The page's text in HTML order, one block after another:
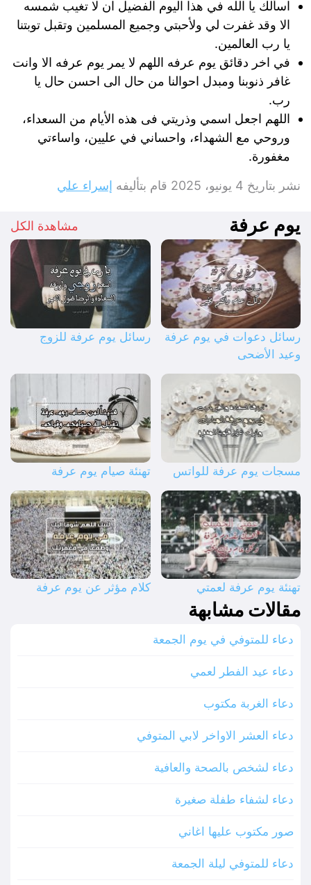
اسألك يا الله في هذا اليوم الفضيل ان لا تغيب شمسه
الا وقد غفرت لي ولأحبتي وجميع المسلمين وتقبل توبتنا
يا رب العالمين.
في اخر دقائق يوم عرفه اللهم لا يمر يوم عرفه الا وانت
غافر ذنوبنا ومبدل احوالنا من حال الى احسن حال يا
رب.
اللهم اجعل اسمي وذريتي فى هذه الأيام من السعداء،
وروحي مع الشهداء، واحساني في عليين، واساءتي
مغفورة.
نشر بتاريخ 4 يونيو، 2025 قام بتأليفه إسراء علي
يوم عرفة مشاهدة الكل
رسائل دعوات في يوم عرفة
وعيد الأضحى
رسائل يوم عرفة للزوج
مسجات يوم عرفة للواتس تهنئة صيام يوم عرفة
تهنئة يوم عرفة لعمتي كلام مؤثر عن يوم عرفة
مقالات مشابهة
دعاء للمتوفي في يوم الجمعة
دعاء عيد الفطر لعمي
دعاء الغربة مكتوب
دعاء العشر الاواخر لابي المتوفي
دعاء لشخص بالصحة والعافية
دعاء لشفاء طفلة صغيرة
صور مكتوب عليها اغاني
دعاء للمتوفي ليلة الجمعة